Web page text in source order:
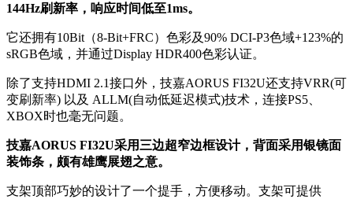
144Hz刷新率，响应时间低至1ms。
它还拥有10Bit（8-Bit+FRC）色彩及90% DCI-P3色域+123%的
sRGB色域，并通过Display HDR400色彩认证。
除了支持HDMI 2.1接口外，技嘉AORUS FI32U还支持VRR(可
变刷新率) 以及 ALLM(自动低延迟模式)技术，连接PS5、
XBOX时也毫无问题。
技嘉AORUS FI32U采用三边超窄边框设计，背面采用银镜面
装饰条，颇有雄鹰展翅之意。
支架顶部巧妙的设计了一个提手，方便移动。支架可提供